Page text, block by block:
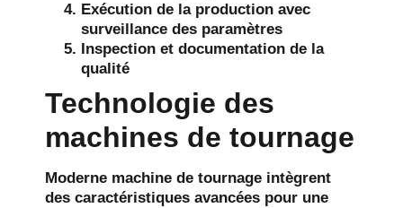
Exécution de la production avec
surveillance des paramètres
Inspection et documentation de la
qualité
Technologie des
machines de tournage
Moderne machine de tournage intègrent
des caractéristiques avancées pour une